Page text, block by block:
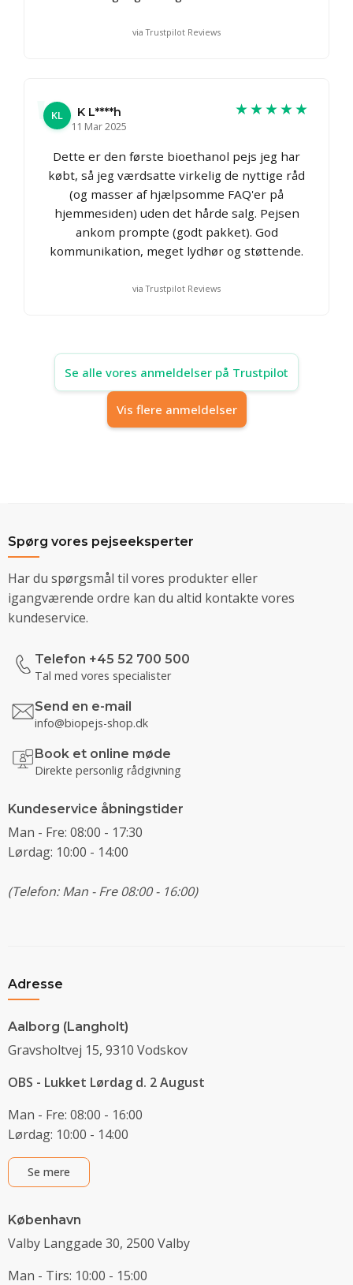
via Trustpilot Reviews
KL
K L****h
11 Mar 2025
★★★★★
Dette er den første bioethanol pejs jeg har
købt, så jeg værdsatte virkelig de nyttige råd
(og masser af hjælpsomme FAQ'er på
hjemmesiden) uden det hårde salg. Pejsen
ankom prompte (godt pakket). God
kommunikation, meget lydhør og støttende.
via Trustpilot Reviews
Se alle vores anmeldelser på Trustpilot
Vis flere anmeldelser
Spørg vores pejseeksperter
Har du spørgsmål til vores produkter eller
igangværende ordre kan du altid kontakte vores
kundeservice.
Telefon +45 52 700 500
Tal med vores specialister
Send en e-mail
info@biopejs-shop.dk
Book et online møde
Direkte personlig rådgivning
Kundeservice åbningstider
Man - Fre: 08:00 - 17:30
Lørdag: 10:00 - 14:00
(Telefon: Man - Fre 08:00 - 16:00)
Adresse
Aalborg (Langholt)
Gravsholtvej 15, 9310 Vodskov
OBS - Lukket Lørdag d. 2 August
Man - Fre: 08:00 - 16:00
Lørdag: 10:00 - 14:00
Se mere
København
Valby Langgade 30, 2500 Valby
Man - Tirs: 10:00 - 15:00